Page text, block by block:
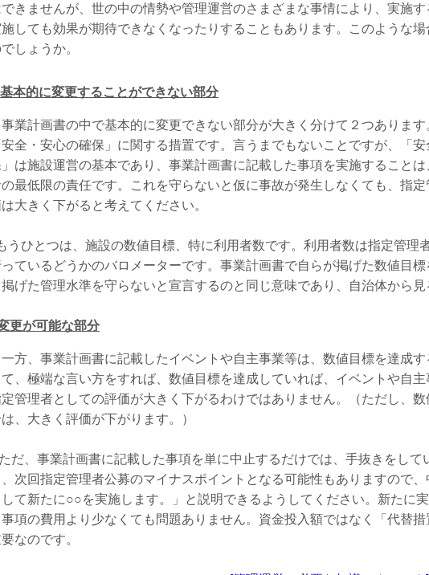
きませんが、世の中の情勢や管理運営のさまざまな事情により、実施す
しても効果が期待できなくなったりすることもあります。このような
しょうか。
本的に変更することができない部分
業計画書の中で基本的に変更できない部分が大きく分けて２つあります
安全・安心の確保」に関する措置です。言うまでもないことですが、「
は施設運営の基本であり、事業計画書に記載した事項を実施することは
最低限の責任です。これを守らないと仮に事故が発生しなくても、指
大きく下がると考えてください。
うひとつは、施設の数値目標、特に利用者数です。利用者数は指定管理
ているどうかのバロメーターです。事業計画書で自らが掲げた数値目
掲げた管理水準を守らないと宣言するのと同じ意味であり、自治体から見
更が可能な部分
方、事業計画書に記載したイベントや自主事業等は、数値目標を達成
て、極端な言い方をすれば、数値目標を達成していれば、イベントや自主
管理者としての評価が大きく下がるわけではありません。（ただし、
、大きく評価が下がります。）
だ、事業計画書に記載した事項を単に中止するだけでは、手抜きをして
、次回指定管理者公募のマイナスポイントとなる可能性もありますので
して新たに○○を実施します。」と説明できるようしてください。新たに
事項の費用より少なくても問題ありません。資金投入額ではなく「代替
なのです。